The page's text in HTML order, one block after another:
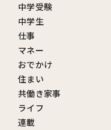
中学受験
中学生
仕事
マネー
おでかけ
住まい
共働き家事
ライフ
連載